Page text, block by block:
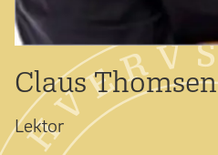
Claus Thomsen
Lektor